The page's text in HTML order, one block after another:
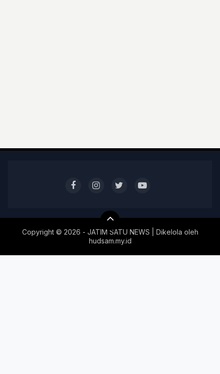
Copyright © 2026 - JATIM SATU NEWS | Dikelola oleh
hudsam.my.id